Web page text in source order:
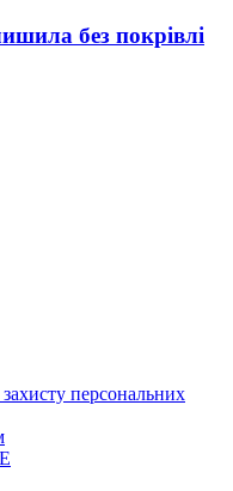
без покрівлі
персональних